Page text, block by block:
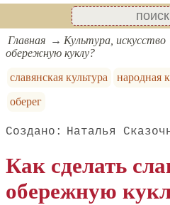
Главная Культура, искусство
обережную куклу?
славянская культура
народная
оберег
Наталья
Как сделать
обережную